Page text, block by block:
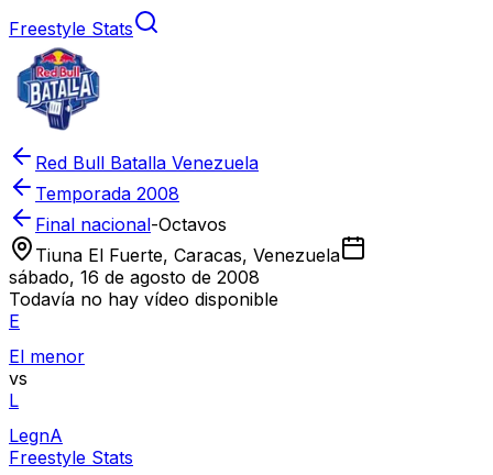
Freestyle Stats
Red Bull Batalla Venezuela
Temporada 2008
Final nacional-Octavos
Tiuna El Fuerte, Caracas, Venezuela
sábado, 16 de agosto de 2008
Todavía no hay vídeo disponible
E
El menor
vs
L
LegnA
Freestyle Stats